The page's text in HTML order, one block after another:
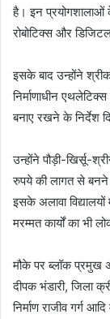
है। इन प्रयोगशालाओं
रोबोटिक्स और डिजिटल
इसके बाद उन्होंने
निर्माणाधीन
बनाए रखने के निर्देश
उन्होंने पौड़ी-खिर्सू-
रुपये की लागत से बनने
इसके अलावा
मरम्मत कार्यों का भी
मौके पर ब्लॉक प्रमुख
दीपक भंडारी, जिला
निर्माण राजीव गर्ग